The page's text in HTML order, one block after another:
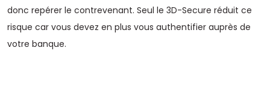
donc repérer le contrevenant. Seul le 3D-Secure réduit ce
risque car vous devez en plus vous authentifier auprès de
votre banque.